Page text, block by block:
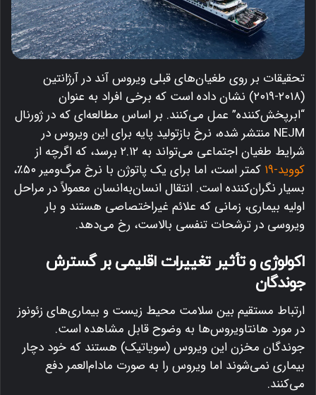
تحقیقات بر روی طغیان‌های قبلی ویروس آند در آرژانتین
(۲۰۱۸-۲۰۱۹) نشان داده است که برخی افراد به عنوان
“ابرپخش‌کننده” عمل می‌کنند. بر اساس مطالعه‌ای که در ژورنال
NEJM منتشر شده، نرخ بازتولید پایه برای این ویروس در
شرایط طغیان اجتماعی می‌تواند به ۲.۱۲ برسد، که اگرچه از
کووید-۱۹
کمتر است، اما برای یک پاتوژن با نرخ مرگ‌ومیر ۵۰٪،
بسیار نگران‌کننده است. انتقال انسان‌به‌انسان معمولاً در مراحل
اولیه بیماری، زمانی که علائم غیراختصاصی هستند و بار
ویروسی در ترشحات تنفسی بالاست، رخ می‌دهد.
اکولوژی و تأثیر تغییرات اقلیمی بر گسترش
جوندگان
ارتباط مستقیم بین سلامت محیط زیست و بیماری‌های زئونوز
در مورد هانتاویروس‌ها به وضوح قابل مشاهده است.
جوندگان مخزن این ویروس (سویاتیک) هستند که خود دچار
بیماری نمی‌شوند اما ویروس را به صورت مادام‌العمر دفع
می‌کنند.